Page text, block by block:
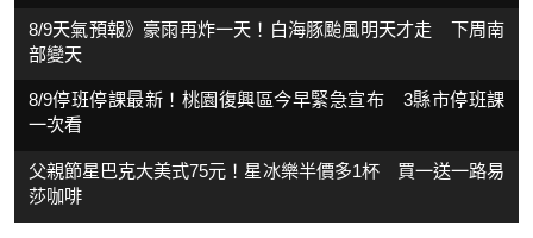
8/9天氣預報》豪雨再炸一天！白海豚颱風明天才走 下周南
部變天
8/9停班停課最新！桃園復興區今早緊急宣布 3縣市停班課
一次看
父親節星巴克大美式75元！星冰樂半價多1杯 買一送一路易
莎咖啡